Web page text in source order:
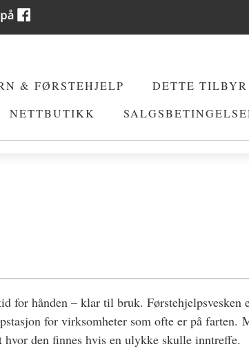
& FØRSTEHJELP DETTE
NETTBUTIKK
for hånden – klar til bruk. Førstehjelpsvesken
for virksomheter som ofte er på farten.
hvor den finnes hvis en ulykke skulle inntreffe.